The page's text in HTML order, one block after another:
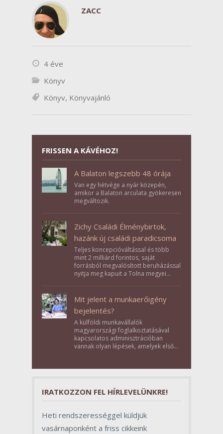
ZACC
4 éve
Könyv
Könyv, Könyvajánló
FRISSEN A KÁVÉHOZ!
A Balaton legszebb 48 órája
Van egy hétvége a nyár közepén,
amikor a Balaton arculata gyökeresen
megváltozik.
Zichy Családi Élménybirtok,
hazánk új családi paradicsoma
Teljes koncepcióváltással és több
mint 2 milliárd forintos, saját
forrásból megvalósított beruházással
nyitja meg kapuit a Tolna megyei
Mit jelent a munkaerőigény
bejelentés?
A külföldi munkavállalók
magyarországi foglalkoztatásával
kapcsolatos adminisztrációban
vannak olyan lépések, amelyek első
szerepet töltenek be az egész
IRATKOZZON FEL HÍRLEVELÜNKRE!
Heti rendszerességgel küldjük
vasárnaponként a friss cikkeink